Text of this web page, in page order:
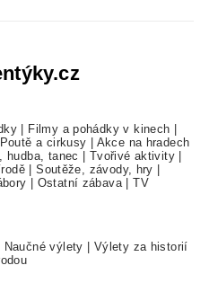
Filmy a pohádky v kinech
Poutě a cirkusy
Akce na hradech
hudba, tanec Tvořivé aktivity
|Soutěže, závody, hry
Ostatní zábava |TV
Naučné výlety
Výlety za historií